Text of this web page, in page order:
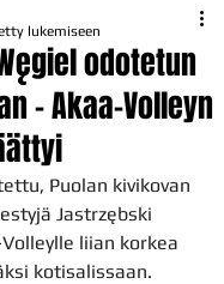
odotetun
– Akaa-Volleyn
lukemiseen
Puolan kivikovan
Jastrzębski
liian korkea
kotisalissaan.